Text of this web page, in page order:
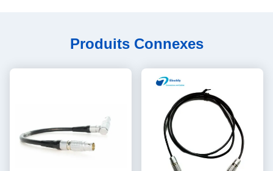
Produits Connexes